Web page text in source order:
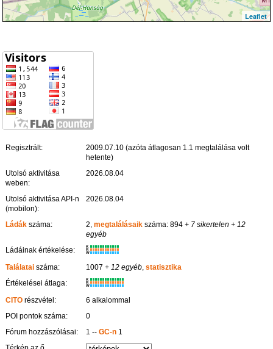
Leaflet
Regisztrált:
2009.07.10 (azóta átlagosan 1.1 megtalálása volt
hetente)
Utolsó aktivitása
weben:
2026.08.04
Utolsó aktivitása API-n
(mobilon):
2026.08.04
Ládák száma: 2,megtalálásaik száma: 894 + 7 sikertelen + 12
egyéb
Ládáinak értékelése:
K
R
W
Találatai száma: 1007 + 12 egyéb ,statisztika
Értékelései átlaga:
K
R
W
CITO részvétel:
6 alkalommal
POI pontok száma:
0
Fórum hozzászólásai:
1 --GC-n 1